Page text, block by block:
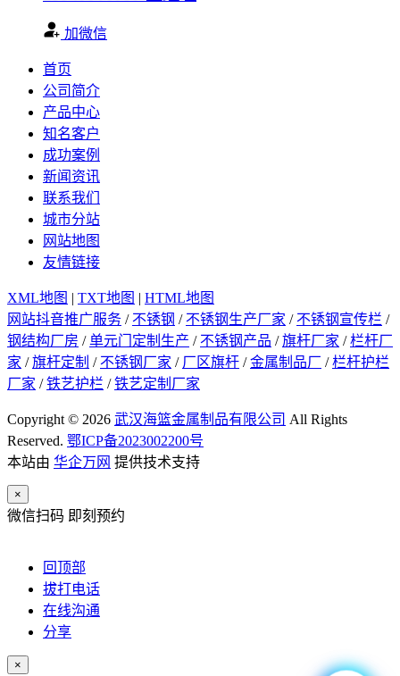
加微信
首页
公司简介
产品中心
知名客户
成功案例
新闻资讯
联系我们
城市分站
网站地图
友情链接
XML地图 | TXT地图 | HTML地图
网站抖音推广服务 / 不锈钢 / 不锈钢生产厂家 / 不锈钢宣传栏 /
钢结构厂房 /单元门定制生产 / 不锈钢产品 /旗杆厂家 /栏杆厂
家 /旗杆定制 / 不锈钢厂家 / 厂区旗杆 /金属制品厂 /栏杆护栏
厂家 /铁艺护栏 /铁艺定制厂家
Copyright © 2026 武汉海篮金属制品有限公司 All Rights
Reserved. 鄂ICP备2023002200号
本站由 华企万网 提供技术支持
×
微信扫码 即刻预约
回顶部
拔打电话
在线沟通
分享
×